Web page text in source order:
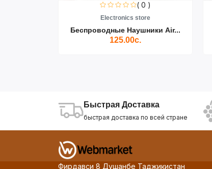
( 0 )
Electronics store
Беспроводные Наушники Air...
125.00с.
Быстрая Доставка
быстрая доставка по всей стране
Фирдавси 8 Душанбе Таджикистан